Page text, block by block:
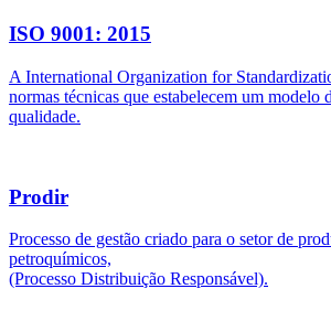
ISO 9001: 2015
A International Organization for
normas técnicas que estabelecem um modelo
qualidade.
Prodir
Processo de gestão criado para o setor de
petroquímicos,
(Processo Distribuição Responsável).